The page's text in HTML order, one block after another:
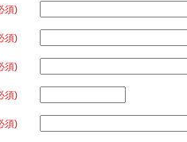
須)
須)
須)
須)
須)